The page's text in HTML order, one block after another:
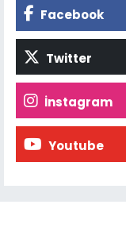
Facebook
Twitter
İnstagram
Youtube